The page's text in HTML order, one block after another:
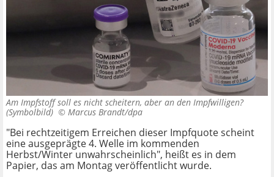
Am Impfstoff soll es nicht scheitern, aber an den Impfwilligen?
(Symbolbild) © Marcus Brandt/dpa
"Bei rechtzeitigem Erreichen dieser Impfquote scheint
eine ausgeprägte 4. Welle im kommenden
Herbst/Winter unwahrscheinlich", heißt es in dem
Papier, das am Montag veröffentlicht wurde.